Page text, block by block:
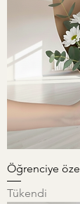
Öğrenciye
Tükendi